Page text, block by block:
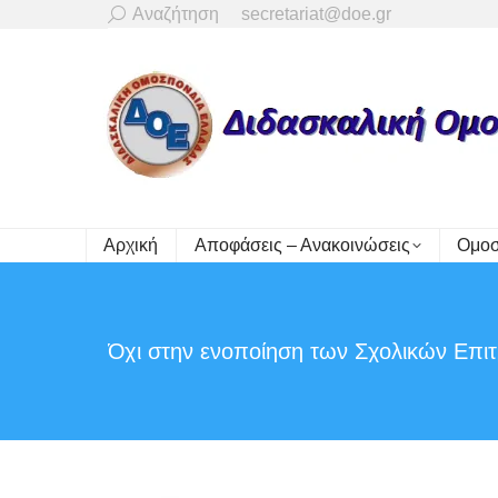
Search:
Αναζήτηση secretariat@doe.gr
Αρχική Αποφάσεις – Ανακοινώσεις
Όχι στην ενοποίηση των Σχολικών